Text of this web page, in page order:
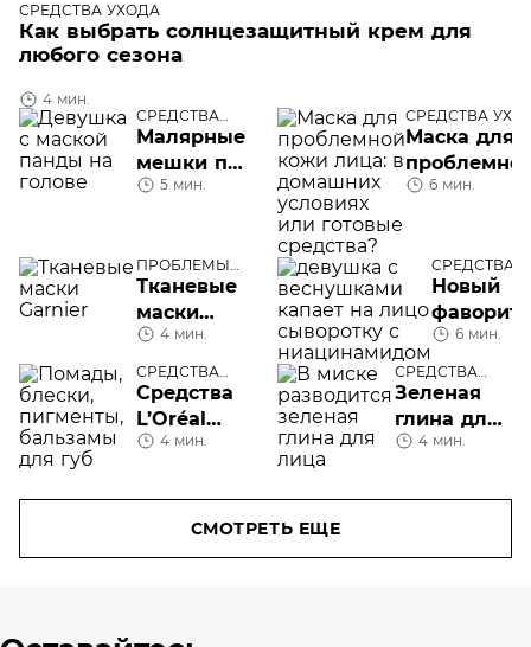
СРЕДСТВА УХОДА
Как выбрать солнцезащитный крем для
любого сезона
4 мин.
СРЕДСТВА
УХОДА
Малярные
мешки под
глазами
5 мин.
СРЕДСТВА
Маска для
кожи лица:
или
средства
6 мин.
ПРОБЛЕМЫ
КОЖИ ЛИЦА
Тканевые
маски
Garnier
4 мин.
СРЕДСТВА
Новый
фаворит:
6 мин.
СРЕДСТВА
УХОДА
Средства
L’Oréal
Paris для
4 мин.
СРЕДСТВА
УХОДА
Зеленая
глина для
лица
4 мин.
СМОТРЕТЬ ЕЩЕ